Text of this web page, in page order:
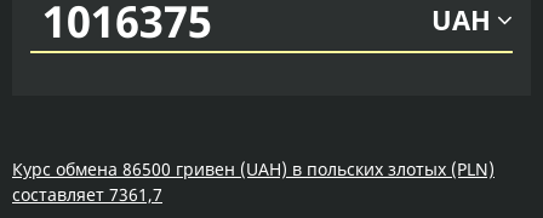
UAH
Курс обмена 86500 гривен (UAH) в польских злотых (PLN)
составляет 7361,7